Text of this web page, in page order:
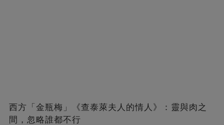
西方「金瓶梅」《查泰萊夫人的情人》：靈與肉之
間，忽略誰都不行